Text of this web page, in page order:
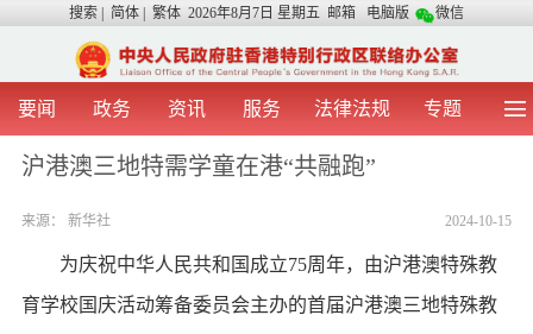
搜索 简体 繁体 2026年8月7日 星期五 邮箱 电脑版 微信
要闻 政务 资讯 服务 法律法规 专题
首 页 图 片 视 频
涉台事务 媒体言论
办证指引
沪港澳三地特需学童在港“共融跑”
2024-10-15
来源： 新华社
为庆祝中华人民共和国成立75周年，由沪港澳特殊教
育学校国庆活动筹备委员会主办的首届沪港澳三地特殊教